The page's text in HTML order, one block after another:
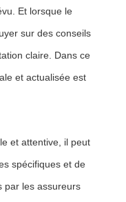
Et lorsque le
sur des conseils
claire. Dans ce
et actualisée est
et attentive, il peut
spécifiques et de
par les assureurs